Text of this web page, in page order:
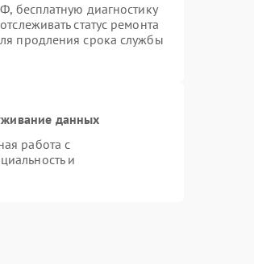
бесплатную диагностику
статус ремонта
продления срока службы
данных
работа с
и